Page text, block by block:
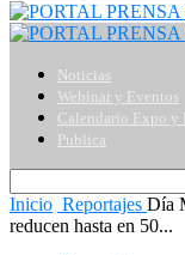
Noticias
Webinar y Eventos
Calendario Expo y
Publica
Inicio Reportajes Día
reducen hasta en 50...